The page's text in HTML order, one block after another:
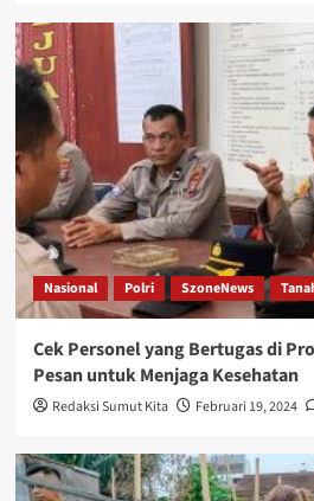
Nasional Polri SzoneNews
Cek Personel yang Bertugas di
Pesan untuk Menjaga Kesehatan
Redaksi Sumut Kita Februari 19, 2024